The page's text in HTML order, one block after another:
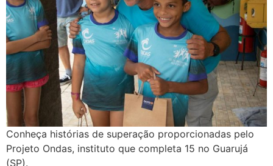
Conheça histórias de superação proporcionadas pelo
Projeto Ondas, instituto que completa 15 no Guarujá
(SP).